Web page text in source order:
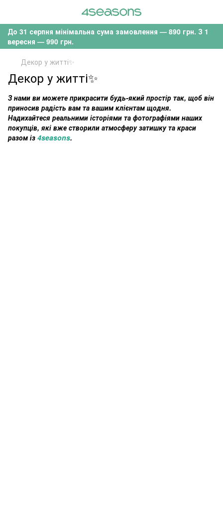
До 31 серпня мінімальна сума замовлення — 890 грн. З 1
вересня — 990 грн.
Декор у житті✨
Декор у житті✨
З нами ви можете прикрасити будь-який простір так, щоб він
приносив радість вам та вашим клієнтам щодня.
Надихайтеся реальними історіями та фотографіями наших
покупців, які вже створили атмосферу затишку та краси
разом із 4seasons.